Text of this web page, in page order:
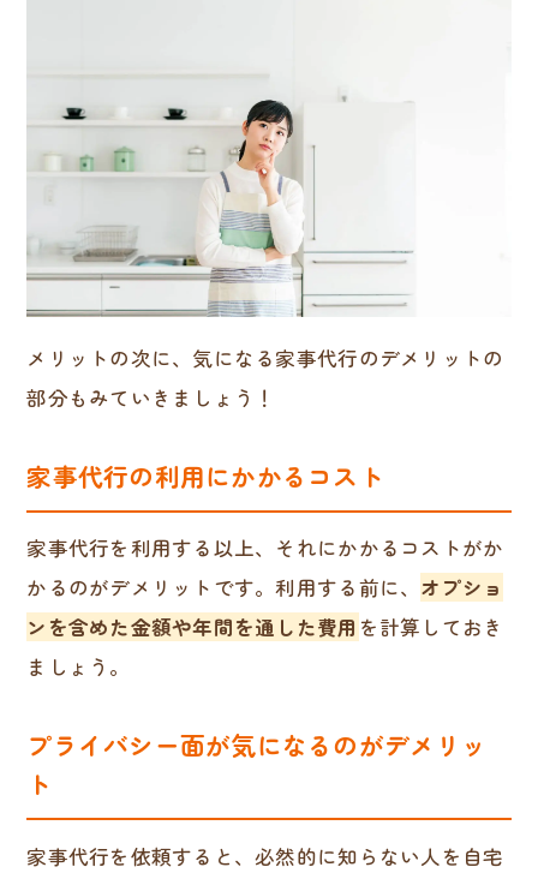
メリットの次に、気になる家事代行のデメリットの
部分もみていきましょう！
家事代行の利用にかかるコスト
家事代行を利用する以上、それにかかるコストがか
かるのがデメリットです。利用する前に、 オプショ
ンを含めた金額や年間を通した費用 を計算しておき
ましょう。
プライバシー面が気になるのがデメリッ
ト
家事代行を依頼すると、必然的に知らない人を自宅